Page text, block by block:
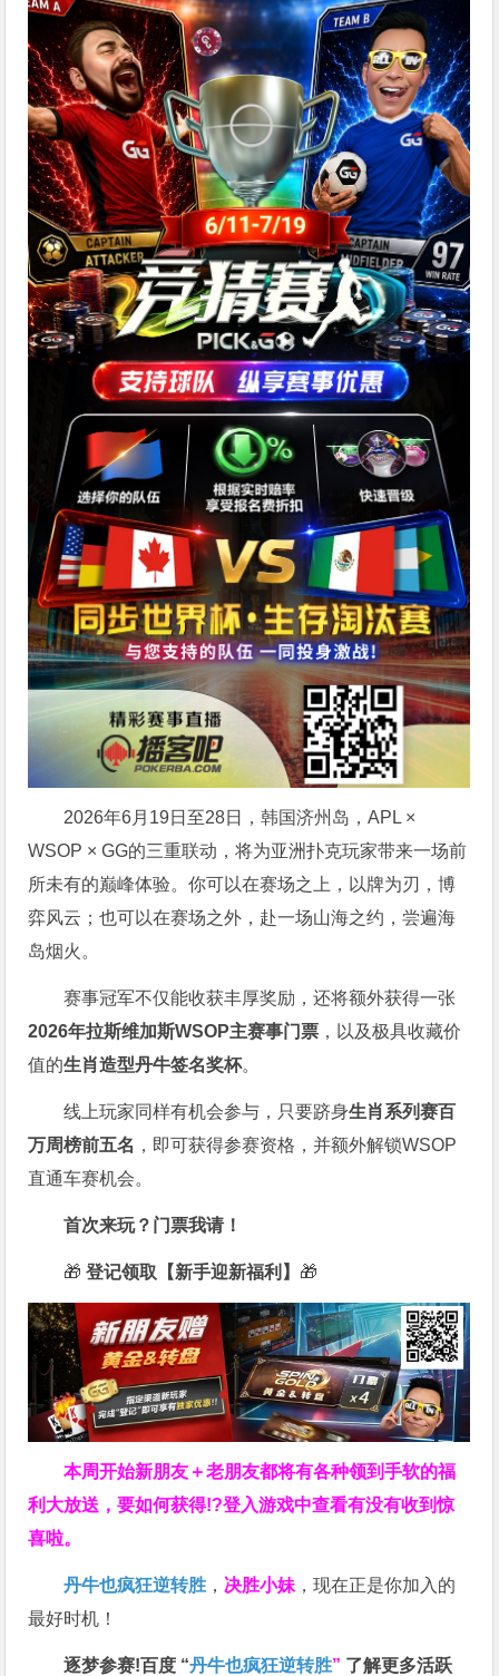
2026年6月19日至28日，韩国济州岛，APL ×
WSOP × GG的三重联动，将为亚洲扑克玩家带来一场前
所未有的巅峰体验。你可以在赛场之上，以牌为刃，博
弈风云；也可以在赛场之外，赴一场山海之约，尝遍海
岛烟火。
赛事冠军不仅能收获丰厚奖励，还将额外获得一张
2026年拉斯维加斯WSOP主赛事门票 ，以及极具收藏价
值的生肖造型丹牛签名奖杯。
线上玩家同样有机会参与，只要跻身生肖系列赛百
万周榜前五名 ，即可获得参赛资格，并额外解锁WSOP
直通车赛机会。
首次来玩？门票我请！
🎁 登记领取【新手迎新福利】 🎁
本周开始新朋友＋老朋友都将有各种领到手软的福
利大放送，要如何获得!?登入游戏中查看有没有收到惊
喜啦。
丹牛也疯狂逆转胜 ， 决胜小妹 ，现在正是你加入的
最好时机！
逐梦参赛!百度 “丹牛也疯狂逆转胜” 了解更多活跃